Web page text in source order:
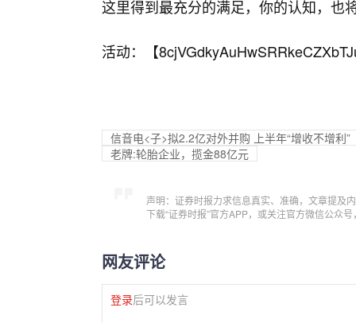
这里得到最充分的满足，你的认知，也
活动：【
信音电<子>拟2.2亿对外并购 上半年“增收不增利”
老牌:轮胎企业，揽金88亿元
声明：证券时报力求信息真实、准确，文章提及
下载“证券时报”官方APP，或关注官方微信公众
网友评论
登录后可以发言